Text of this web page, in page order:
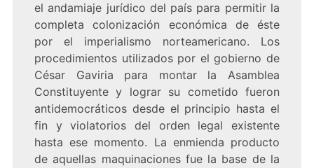
el andamiaje jurídico del país para permitir la
completa colonización económica de éste
por el imperialismo norteamericano. Los
procedimientos utilizados por el gobierno de
César Gaviria para montar la Asamblea
Constituyente y lograr su cometido fueron
antidemocráticos desde el principio hasta el
fin y violatorios del orden legal existente
hasta ese momento. La enmienda producto
de aquellas maquinaciones fue la base de la